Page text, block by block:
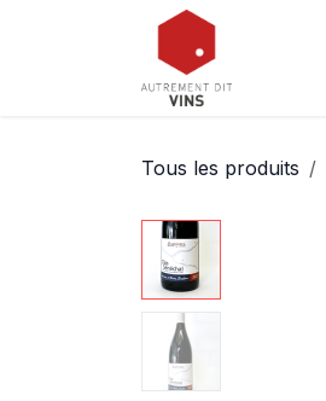
Se rendre au contenu
Tous les produits